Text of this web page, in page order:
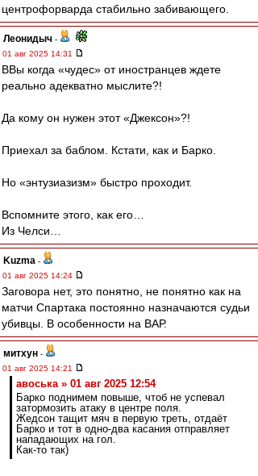
центрофорварда стабильно забивающего.
Леонидыч -
01 авг 2025 14:31
ВВы когда «чудес» от иностранцев ждете
реально адекватно мыслите?!
Да кому он нужен этот «Джексон»?!
Приехал за баблом. Кстати, как и Барко.
Но «энтузиазизм» быстро проходит.
Вспомните этого, как его…
Из Челси…
Kuzma -
01 авг 2025 14:24
Заговора нет, это понятно, не понятно как на
матчи Спартака постоянно назначаются судьи
убивцы. В особенности на ВАР.
митхун -
01 авг 2025 14:21
авоська » 01 авг 2025 12:54
Барко поднимем повыше, чтоб не успевал
затормозить атаку в центре поля.
Жедсон тащит мяч в первую треть, отдаёт
Барко и тот в одно-два касания отправляет
нападающих на гол.
Как-то так)